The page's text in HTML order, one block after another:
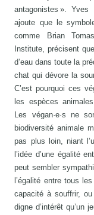
antagonistes ».
ajoute que le
comme Brian
Institute, précisent
d’eau dans toute la
chat qui dévore la
C’est pourquoi ces
les espèces
Les végan·e·s ne
biodiversité animale
pas plus loin, niant
l’idée d’une égalité
peut sembler
l’égalité entre tous
capacité à souffrir,
digne d’intérêt qu’un